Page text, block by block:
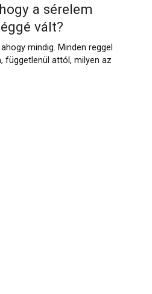
a sérelem
vált?
mindig. Minden reggel
függetlenül attól, milyen az